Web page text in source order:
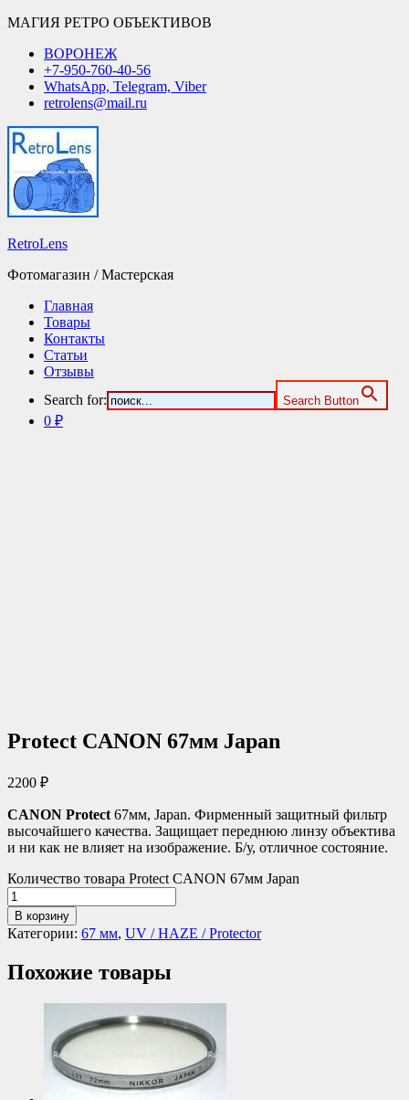
МАГИЯ РЕТРО ОБЪЕКТИВОВ
ВОРОНЕЖ
+7-950-760-40-56
WhatsApp, Telegram, Viber
retrolens@mail.ru
RetroLens
Фотомагазин / Мастерская
Главная
Товары
Контакты
Статьи
Отзывы
Search for:
Search Button
0 ₽
Protect CANON 67мм Japan
2200 ₽
CANON Protect 67мм, Japan. Фирменный защитный фильтр
высочайшего качества. Защищает переднюю линзу объектива
и ни как не влияет на изображение. Б/у, отличное состояние.
Количество товара Protect CANON 67мм Japan
В корзину
Категории: 67 мм, UV / HAZE / Protector
Похожие товары